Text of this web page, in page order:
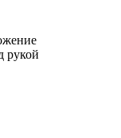
рукой